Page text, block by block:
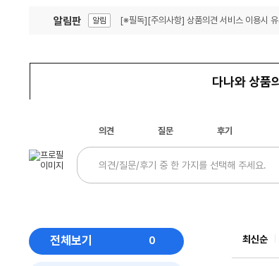
알림판 알림 [※필독][주의사항] 상품의견 서비스 이용시
다나와 상품
의견 질문 후기
전체보기 0 최신순